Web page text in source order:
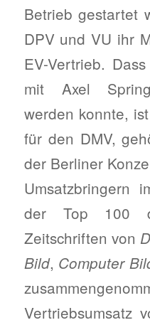
Betrieb gestartet
DPV und VU ihr
EV-Vertrieb.
mit Axel
werden konnte,
für den DMV,
der Berliner
Umsatzbringern
der Top 100
Zeitschriften von
Bild, Computer
Vertriebsumsatz